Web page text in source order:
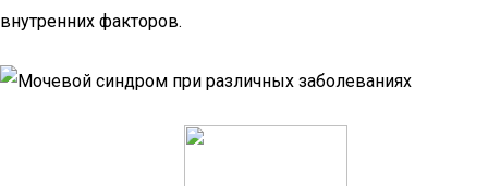
внутренних факторов.